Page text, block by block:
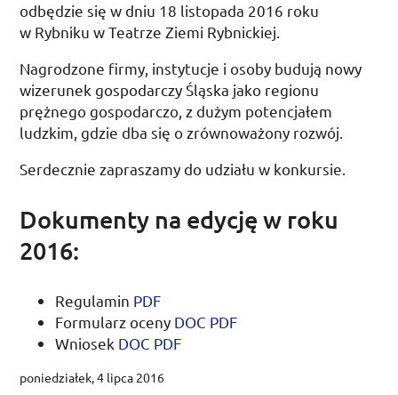
odbędzie się wdniu 18 listopada 2016 roku
w Rybniku w Teatrze Ziemi Rybnickiej.
Nagrodzone firmy, instytucje i osoby budują nowy
wizerunek gospodarczy Śląska jako regionu
prężnego gospodarczo, z dużym potencjałem
ludzkim, gdzie dba się o zrównoważony rozwój.
Serdecznie zapraszamy do udziału w konkursie.
Dokumenty na edycję w roku
2016:
Regulamin PDF
Formularz oceny DOC PDF
Wniosek DOC PDF
poniedziałek, 4 lipca 2016